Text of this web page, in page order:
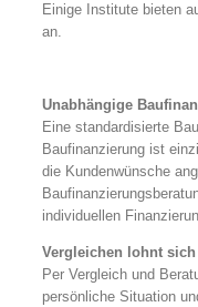
Einige Institute bieten
an.
Unabhängige
Eine standardisierte
Baufinanzierung ist
die Kundenwünsche
individuellen
Vergleichen lohnt sich
Per Vergleich und
persönliche Situation